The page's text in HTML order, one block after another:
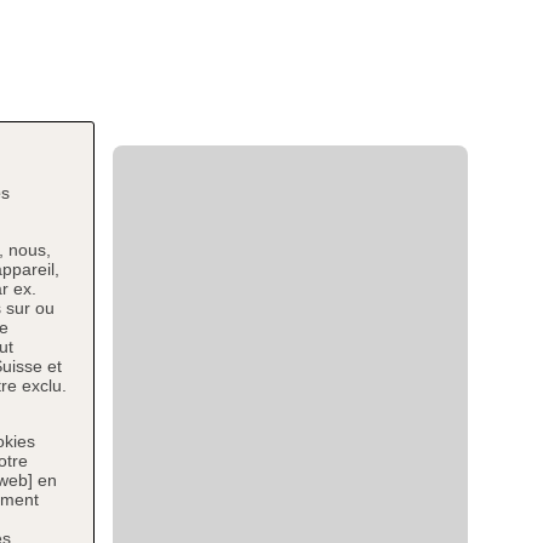
nous,
ex.
sur ou
et
exclu.
en